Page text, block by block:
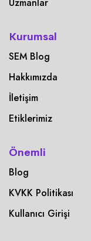
Kurumsal
SEM Blog
Hakkımızda
İletişim
Etiklerimiz
Önemli
Blog
KVKK Politikası
Kullanıcı Girişi